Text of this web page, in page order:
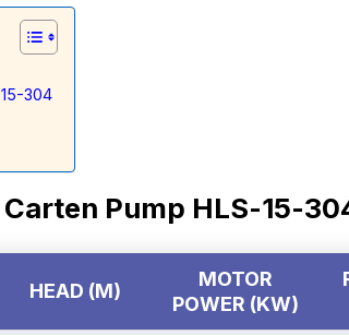
304
Pump HLS-15-
(M)
MOTOR
POWER (KW)